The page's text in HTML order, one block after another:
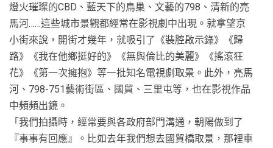
燈火璀璨的CBD、藍天下的鳥巢、文藝的798、清新的亮
馬河……這些城市景觀都經常在影視劇中出現。就拿望京
小街來說，開街才幾年，就吸引了《裝腔啟示錄》《歸
路》《我在他鄉挺好的》《無與倫比的美麗》《搖滾狂
花》《第一次擁抱》等一批知名電視劇取景。此外，亮馬
河、798-751藝術街區、國貿、三里屯等，也在影視作品
中頻頻出鏡。
「我們拍攝時，經常要與各政府部門溝通，朝陽做到了
『事事有回應』。比如去年我們想去國貿橋取景，那裡車